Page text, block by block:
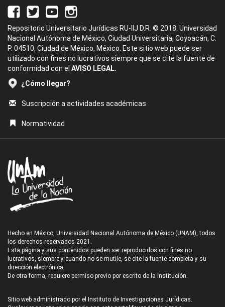
Repositorio Universitario Jurídicas RU-IIJ D.R. © 2018. Universidad
Nacional Autónoma de México, Ciudad Universitaria, Coyoacán, C.
P. 04510, Ciudad de México, México. Este sitio web puede ser
utilizado con fines no lucrativos siempre que se cite la fuente de
conformidad con el AVISO LEGAL.
¿Cómo llegar?
Suscripción a actividades académicas
Normatividad
Hecho en México, Universidad Nacional Autónoma de México (UNAM), todos
los derechos reservados 2021.
Esta página y sus contenidos pueden ser reproducidos con fines no
lucrativos, siempre y cuando no se mutile, se cite la fuente completa y su
dirección electrónica.
De otra forma, requiere permiso previo por escrito de la institución.
Sitio web administrado por el Instituto de Investigaciones Jurídicas.